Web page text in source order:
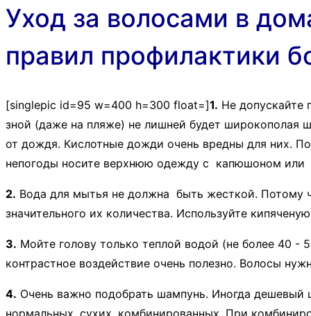
Уход за волосами в
правил профилактики
[singlepic id=95 w=400 h=300 float=]1. Не допускайте
зной (даже на пляже) не лишней будет широкополая
от дождя. Кислотные дожди очень вредны для них.
непогоды носите верхнюю одежду с капюшоном или
2. Вода для мытья не должна быть жесткой. Потому
значительного их количества. Используйте
3. Мойте голову только теплой водой (не более 40 -
контрастное воздействие очень полезно. Волосы
4. Очень важно подобрать шампунь. Иногда